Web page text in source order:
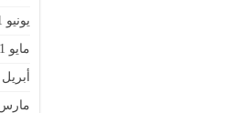
يونيو 2021
مايو 2021
أبريل 2021
مارس